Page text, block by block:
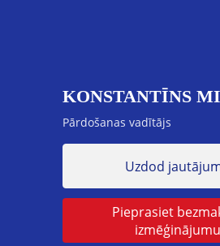
KONSTANTĪNS
Pārdošanas vadītājs
Uzdod
Pieprasiet
izmēģinājumu